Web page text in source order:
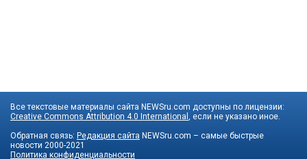
Все текстовые материалы сайта NEWSru.com доступны по лицензии:
Creative Commons Attribution 4.0 International , если не указано иное.
Обратная связь: Редакция сайта NEWSru.com – самые быстрые
новости 2000-2021
Политика конфиденциальности